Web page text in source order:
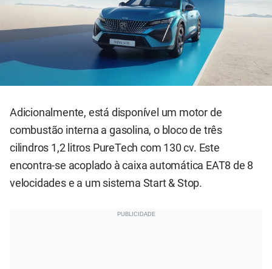
Adicionalmente, está disponível um motor de
combustão interna a gasolina, o bloco de três
cilindros 1,2 litros PureTech com 130 cv. Este
encontra-se acoplado à caixa automática EAT8 de 8
velocidades e a um sistema Start & Stop.